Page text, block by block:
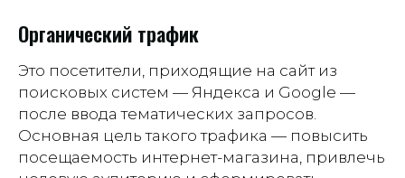
Органический трафик
Это посетители, приходящие на сайт из
поисковых систем — Яндекса и Google —
после ввода тематических запросов.
Основная цель такого трафика — повысить
посещаемость интернет-магазина, привлечь